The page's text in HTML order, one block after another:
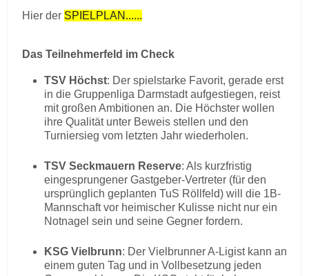
Hier der SPIELPLAN......
Das Teilnehmerfeld im Check
TSV Höchst: Der spielstarke Favorit, gerade erst
in die Gruppenliga Darmstadt aufgestiegen, reist
mit großen Ambitionen an. Die Höchster wollen
ihre Qualität unter Beweis stellen und den
Turniersieg vom letzten Jahr wiederholen.
TSV Seckmauern Reserve: Als kurzfristig
eingesprungener Gastgeber-Vertreter (für den
ursprünglich geplanten TuS Röllfeld) will die 1B-
Mannschaft vor heimischer Kulisse nicht nur ein
Notnagel sein und seine Gegner fordern.
KSG Vielbrunn: Der Vielbrunner A-Ligist kann an
einem guten Tag und in Vollbesetzung jeden